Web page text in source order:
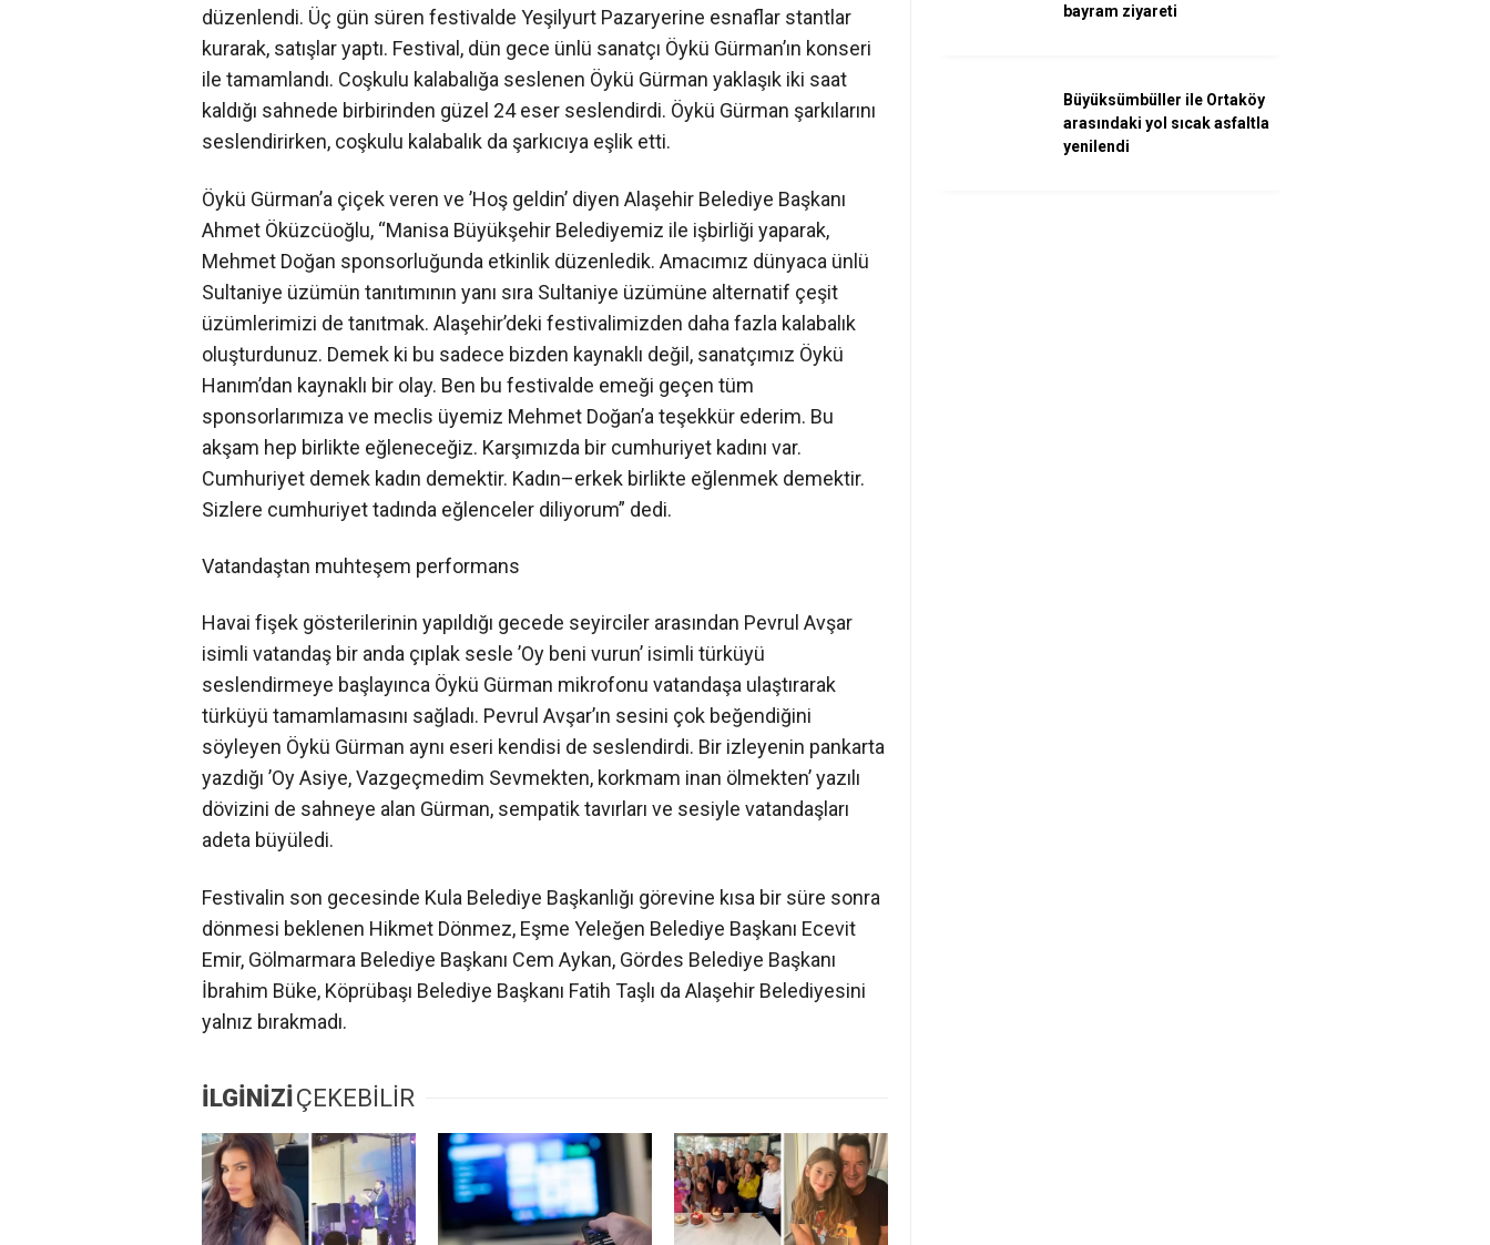
düzenlendi. Üç gün süren festivalde Yeşilyurt Pazaryerine esnaflar stantlar
kurarak, satışlar yaptı. Festival, dün gece ünlü sanatçı Öykü Gürman’ın konseri
ile tamamlandı. Coşkulu kalabalığa seslenen Öykü Gürman yaklaşık iki saat
kaldığı sahnede birbirinden güzel 24 eser seslendirdi. Öykü Gürman şarkılarını
seslendirirken, coşkulu kalabalık da şarkıcıya eşlik etti.
Öykü Gürman’a çiçek veren ve ’Hoş geldin’ diyen Alaşehir Belediye Başkanı
Ahmet Öküzcüoğlu, “Manisa Büyükşehir Belediyemiz ile işbirliği yaparak,
Mehmet Doğan sponsorluğunda etkinlik düzenledik. Amacımız dünyaca ünlü
Sultaniye üzümün tanıtımının yanı sıra Sultaniye üzümüne alternatif çeşit
üzümlerimizi de tanıtmak. Alaşehir’deki festivalimizden daha fazla kalabalık
oluşturdunuz. Demek ki bu sadece bizden kaynaklı değil, sanatçımız Öykü
Hanım’dan kaynaklı bir olay. Ben bu festivalde emeği geçen tüm
sponsorlarımıza ve meclis üyemiz Mehmet Doğan’a teşekkür ederim. Bu
akşam hep birlikte eğleneceğiz. Karşımızda bir cumhuriyet kadını var.
Cumhuriyet demek kadın demektir. Kadın–erkek birlikte eğlenmek demektir.
Sizlere cumhuriyet tadında eğlenceler diliyorum” dedi.
Vatandaştan muhteşem performans
Havai fişek gösterilerinin yapıldığı gecede seyirciler arasından Pevrul Avşar
isimli vatandaş bir anda çıplak sesle ’Oy beni vurun’ isimli türküyü
seslendirmeye başlayınca Öykü Gürman mikrofonu vatandaşa ulaştırarak
türküyü tamamlamasını sağladı. Pevrul Avşar’ın sesini çok beğendiğini
söyleyen Öykü Gürman aynı eseri kendisi de seslendirdi. Bir izleyenin pankarta
yazdığı ’Oy Asiye, Vazgeçmedim Sevmekten, korkmam inan ölmekten’ yazılı
dövizini de sahneye alan Gürman, sempatik tavırları ve sesiyle vatandaşları
adeta büyüledi.
Festivalin son gecesinde Kula Belediye Başkanlığı görevine kısa bir süre sonra
dönmesi beklenen Hikmet Dönmez, Eşme Yeleğen Belediye Başkanı Ecevit
Emir, Gölmarmara Belediye Başkanı Cem Aykan, Gördes Belediye Başkanı
İbrahim Büke, Köprübaşı Belediye Başkanı Fatih Taşlı da Alaşehir Belediyesini
yalnız bırakmadı.
İLGİNİZİ ÇEKEBİLİR
bayram ziyareti
Büyüksümbüller ile Ortaköy
arasındaki yol sıcak asfaltla
yenilendi